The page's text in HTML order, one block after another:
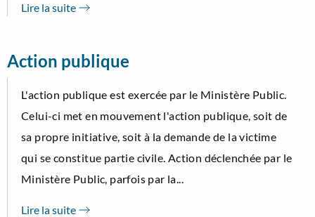
Lire la suite
Action publique
L'action publique est exercée par le Ministère Public.
Celui-ci met en mouvement l'action publique, soit de
sa propre initiative, soit à la demande de la victime
qui se constitue partie civile. Action déclenchée par le
Ministère Public, parfois par la...
Lire la suite